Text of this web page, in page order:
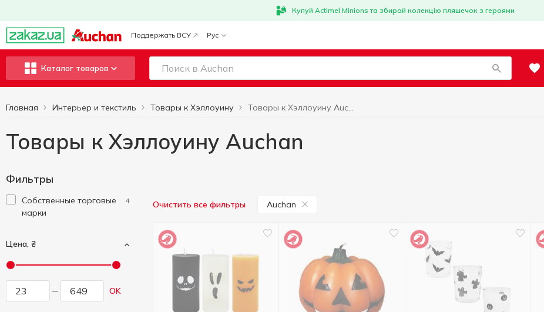
Купуй Actimel Minions та збирай колекцію пляшечок з героями
Поддержать ВСУ Рус
Каталог товаров
Главная Интерьер и текстиль Товары к Хэллоуину Товары к Хэллоуину Auchan
Товары к Хэллоуину Auchan
Фильтры
Cобственные торговые
марки
4
Цена, ₴
OK
Очистить все фильтры Auchan